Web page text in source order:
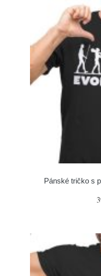
Pánské tričko s